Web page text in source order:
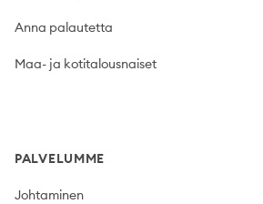
Anna palautetta
Maa- ja kotitalousnaiset
PALVELUMME
Johtaminen